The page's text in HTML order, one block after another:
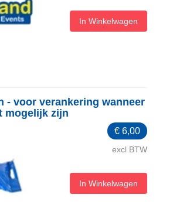
In Winkelwagen
- voor verankering wanneer
mogelijk zijn
€ 6,00
excl BTW
In Winkelwagen